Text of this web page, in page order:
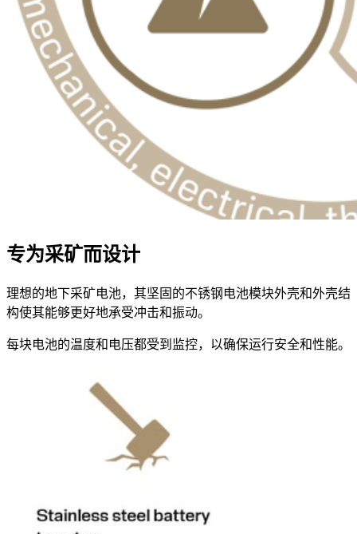
专为采矿而设计
理想的地下采矿电池，其坚固的不锈钢电池模块外壳和外壳结
构使其能够更好地承受冲击和振动。
每块电池的温度和电压都受到监控，以确保运行安全和性能。